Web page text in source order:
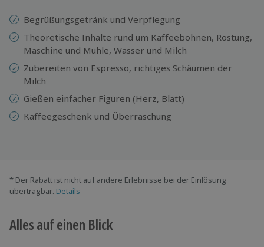
Begrüßungsgetränk und Verpflegung
Theoretische Inhalte rund um Kaffeebohnen, Röstung,
Maschine und Mühle, Wasser und Milch
Zubereiten von Espresso, richtiges Schäumen der
Milch
Gießen einfacher Figuren (Herz, Blatt)
Kaffeegeschenk und Überraschung
* Der Rabatt ist nicht auf andere Erlebnisse bei der Einlösung
übertragbar. Details
Alles auf einen Blick